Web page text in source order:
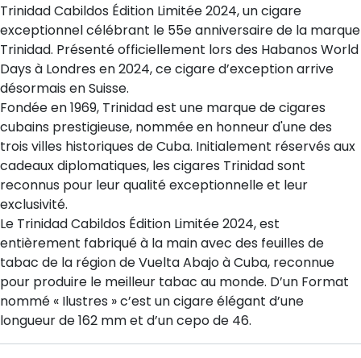
Trinidad Cabildos Édition Limitée 2024, un cigare
exceptionnel célébrant le 55e anniversaire de la marque
Trinidad. Présenté officiellement lors des Habanos World
Days à Londres en 2024, ce cigare d’exception arrive
désormais en Suisse.
Fondée en 1969, Trinidad est une marque de cigares
cubains prestigieuse, nommée en honneur d'une des
trois villes historiques de Cuba. Initialement réservés aux
cadeaux diplomatiques, les cigares Trinidad sont
reconnus pour leur qualité exceptionnelle et leur
exclusivité.
Le Trinidad Cabildos Édition Limitée 2024, est
entièrement fabriqué à la main avec des feuilles de
tabac de la région de Vuelta Abajo à Cuba, reconnue
pour produire le meilleur tabac au monde. D’un Format
nommé « Ilustres » c’est un cigare élégant d’une
longueur de 162 mm et d’un cepo de 46.